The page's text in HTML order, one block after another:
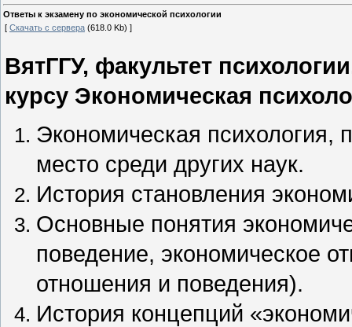
Ответы к экзамену по экономической психологии
[ Скачать с сервера (618.0 Kb) ]
ВятГГУ, факультет
курсу Экономическая
Экономическая психология,
место среди других наук.
История становления
Основные понятия
поведение, экономическое
отношения и поведения).
История концепций